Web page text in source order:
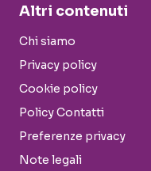
Altri contenuti
Chi siamo
Privacy policy
Cookie policy
Policy Contatti
Preferenze privacy
Note legali